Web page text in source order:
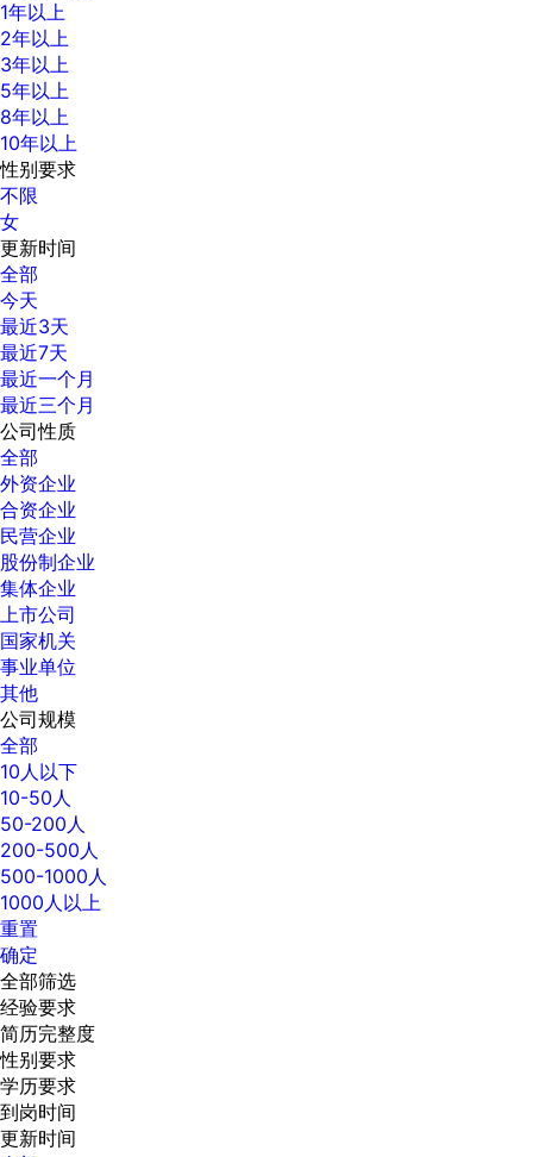
1年以上
2年以上
3年以上
5年以上
8年以上
10年以上
性别要求
不限
女
更新时间
全部
今天
最近3天
最近7天
最近一个月
最近三个月
公司性质
全部
外资企业
合资企业
民营企业
股份制企业
集体企业
上市公司
国家机关
事业单位
其他
公司规模
全部
10人以下
10-50人
50-200人
200-500人
500-1000人
1000人以上
重置
确定
全部筛选
经验要求
简历完整度
性别要求
学历要求
到岗时间
更新时间